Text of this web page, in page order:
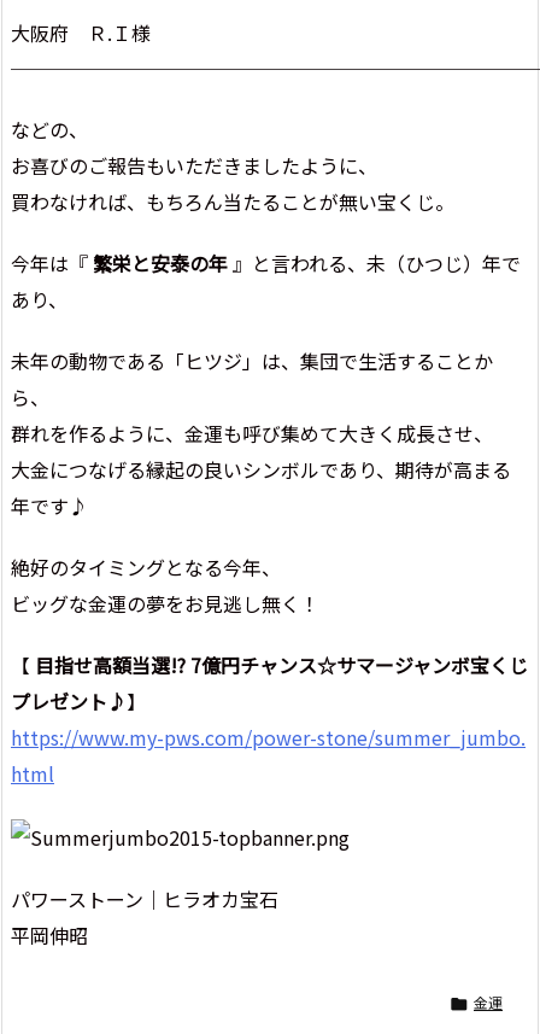
大阪府 Ｒ.Ｉ様
などの、
お喜びのご報告もいただきましたように、
買わなければ、もちろん当たることが無い宝くじ。
今年は『 繁栄と安泰の年』と言われる、未（ひつじ）年で
あり、
未年の動物である「ヒツジ」は、集団で生活することか
ら、
群れを作るように、金運も呼び集めて大きく成長させ、
大金につなげる縁起の良いシンボルであり、期待が高まる
年です♪
絶好のタイミングとなる今年、
ビッグな金運の夢をお見逃し無く！
【 目指せ高額当選!? 7億円チャンス☆サマージャンボ宝くじ
プレゼント♪】
https://www.my-pws.com/power-stone/summer_jumbo.
html
パワーストーン｜ヒラオカ宝石
平岡伸昭
 金運